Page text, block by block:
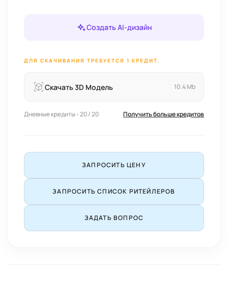
Создать AI-дизайн
ДЛЯ СКАЧИВАНИЯ ТРЕБУЕТСЯ 1 КРЕДИТ.
Скачать 3D Модель 10.4 Mb
Дневные кредиты - 20 / 20 Получить больше кредитов
ЗАПРОСИТЬ ЦЕНУ
ЗАПРОСИТЬ СПИСОК РИТЕЙЛЕРОВ
ЗАДАТЬ ВОПРОС